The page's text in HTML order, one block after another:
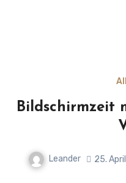
Bildschirmzeit
Leander 25.